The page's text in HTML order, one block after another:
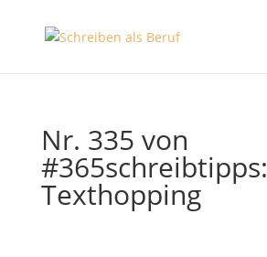
Nr. 335 von
#365schreibtipps:
Texthopping